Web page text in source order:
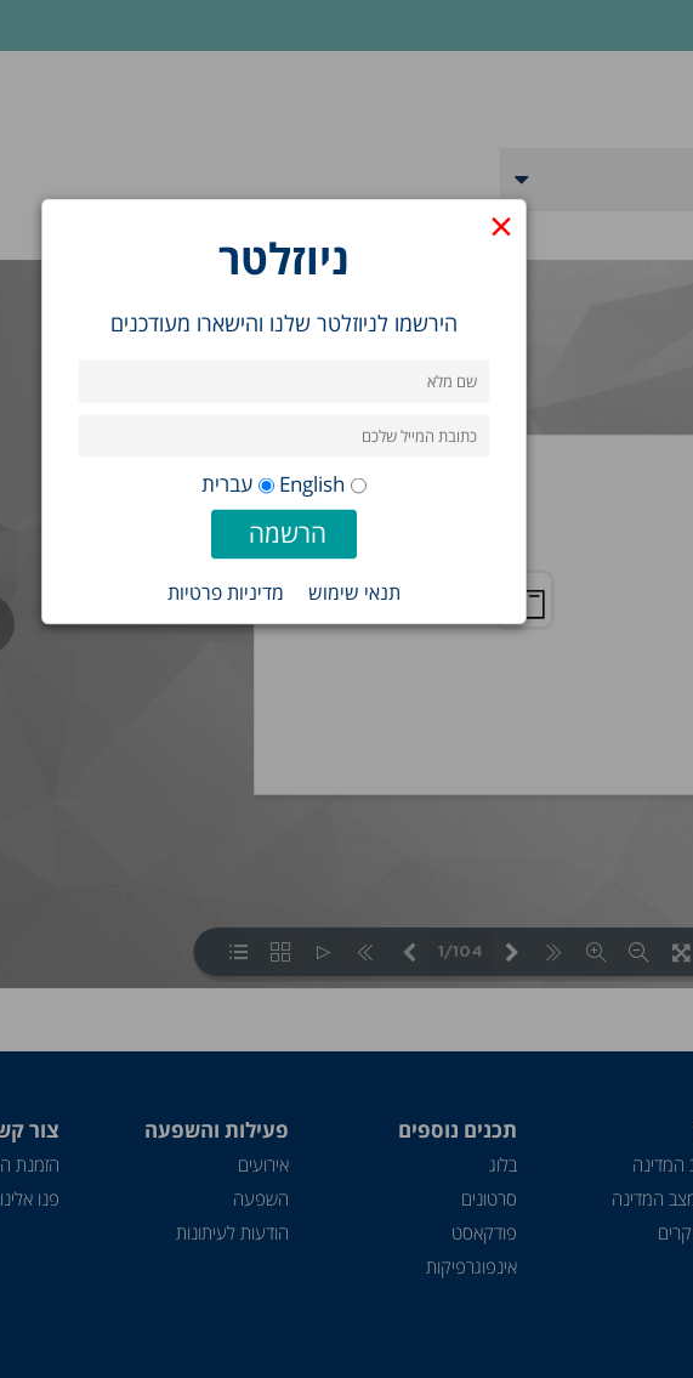
×
ניוזלטר
הירשמו לניוזלטר שלנו והישארו מעודכנים
English עברית
תנאי שימוש מדיניות פרטיות
המדינה
המדינה
תכנים נוספים
בלוג
סרטונים
פודקאסט
אינפוגרפיקות
פעילות והשפעה
אירועים
השפעה
הודעות לעיתונות
צור
הזמנת
פנו אלינו